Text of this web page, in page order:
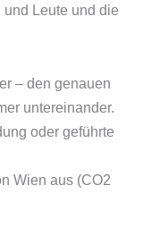
Leute und die
– den genauen
untereinander.
oder geführte
Wien aus (CO2